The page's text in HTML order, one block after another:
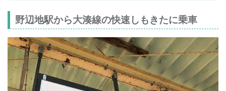
野辺地駅から大湊線の快速しもきたに乗車